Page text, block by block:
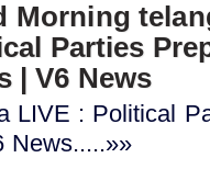
Morning
Parties
| V6 News
LIVE : Political
News.....»»